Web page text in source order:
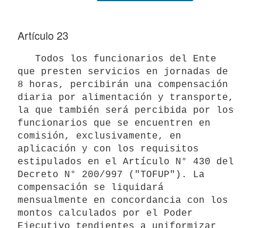
Artículo 23
que presten servicios en jornadas de
8 horas, percibirán una compensación
diaria por alimentación y transporte,
la que también será percibida por los
funcionarios que se encuentren en
comisión, exclusivamente, en
aplicación y con los requisitos
estipulados en el Artículo N° 430 del
Decreto N° 200/997 ("TOFUP"). La
compensación se liquidará
mensualmente en concordancia con los
montos calculados por el Poder